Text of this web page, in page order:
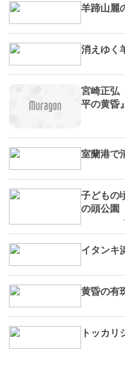
羊蹄山麗
消えゆく
宮崎正弘
平の黄昏
裁強化
ている
室蘭港で
子どもの
の頭公園
イタンキ
黄昏の有
トッカ